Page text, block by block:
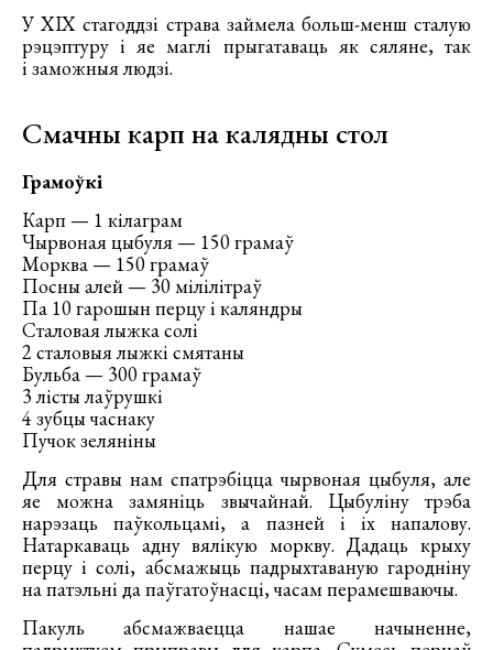
У ХІХ стагоддзі страва займела больш-менш сталую
рэцэптуру і яе маглі прыгатаваць як сяляне, так
і заможныя людзі.
Смачны карп на калядны стол
Грамоўкі
Карп — 1 кілаграм
Чырвоная цыбуля — 150 грамаў
Морква — 150 грамаў
Посны алей — 30 мілілітраў
Па 10 гарошын перцу і каляндры
Сталовая лыжка солі
2 сталовыя лыжкі смятаны
Бульба — 300 грамаў
3 лісты лаўрушкі
4 зубцы часнаку
Пучок зеляніны
Для стравы нам спатрэбіцца чырвоная цыбуля, але
яе можна замяніць звычайнай. Цыбуліну трэба
нарэзаць паўкольцамі, а пазней і іх напалову.
Натаркаваць адну вялікую моркву. Дадаць крыху
перцу і солі, абсмажыць падрыхтаваную гародніну
на патэльні да паўгатоўнасці, часам перамешваючы.
Пакуль абсмажваецца нашае начыненне,